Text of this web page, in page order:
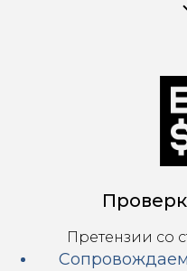
Претензии со